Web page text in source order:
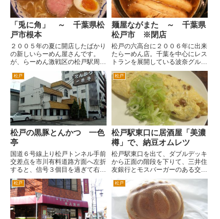
「...
「兎に角」 ～ 千葉県松
戸市根本
２００５年の夏に開店したばかり
の新しいらーめん屋さんです。
が、らーめん激戦区の松戸駅周辺
で早くも行列が出来るお店となっ
てます。昼食時などは、結構外で
待つ人の列を見る場合が多いので
人気があることは間違いないでし
ょう。 場所は、ＪＲ松戸駅東口
を...
麺屋ながまた ～ 千葉県
松戸市 ※閉店
松戸の六高台に２００６年に出来
たらーめん店。千葉を中心にレス
トランを展開している波奈グルー
プのお店のようです。 場所は、
松戸の五香十字路から六実方面へ
進むと六高台病院を過ぎて、右手
にスバル書店ととんかつ波奈があ
る隣です。 あるいは、船取線
松戸
松戸の黒豚とんかつ 一色
亭
国道６号線上り松戸トンネル手前
交差点を市川有料道路方面へ左折
すると、信号３個目を過ぎて右手
にあるとんかつ屋さんです。お味
は、いたって普通のとんかつ屋さ
んかなと。 ただ営業で外回りを
している人間にありがたいのが、
居心地のよさ。とんかつ屋さん
て...
松戸
松戸駅東口に居酒屋「美濃
樽」で、納豆オムレツ
松戸駅東口を出て、ダブルデッキ
から正面の階段を下りて、三井住
友銀行とモスバーガーのある交差
点を右折し、３０秒程度歩いた右
手の角にある美濃地方のお料理が
テーマの居酒屋「美濃樽」さん。
一皿一皿が少量で、価格もお手
頃なんで、いろいろ食べること...
松戸 松戸